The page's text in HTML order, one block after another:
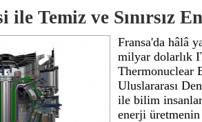
Temiz ve Sınırsız
Fransa'da hâlâ
milyar dolarlık
Thermonuclear
Uluslararası
ile bilim
enerji üretmenin